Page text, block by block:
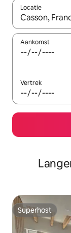
Locatie
Wanneer er
Aankomst
Vertrek
Superhost
Superhost